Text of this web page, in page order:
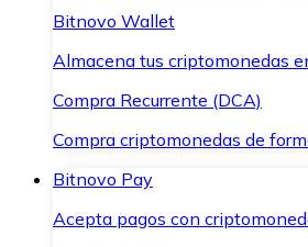
Bitnovo Wallet
Almacena tus criptomonedas
Compra Recurrente (DCA)
Compra criptomonedas de
Bitnovo Pay
Acepta pagos con